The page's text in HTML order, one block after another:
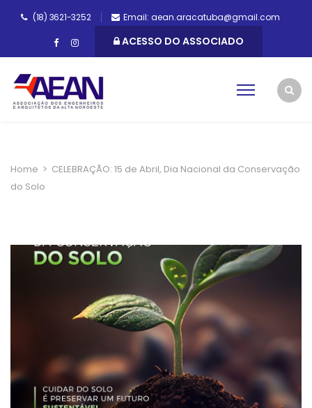
(18) 3621-3252 Email: aean.aracatuba@gmail.com
ACESSO DO ASSOCIADO
Home > CELEBRAÇÃO: 15 de Abril, Dia Nacional da Conservação
do Solo